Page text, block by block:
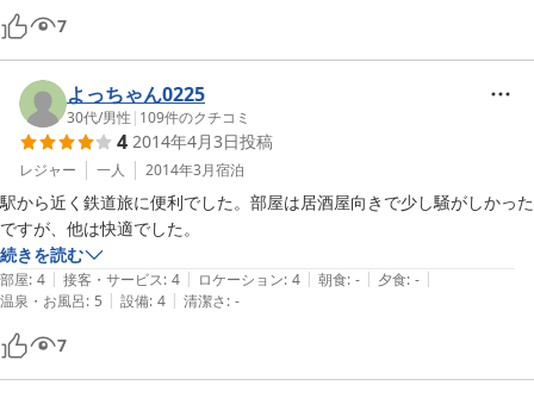
駅に近いし、食事する所、コンビ二も近くのあり、特に問題ありません
でした。
7
よっちゃん0225
30代/男性 | 109件のクチコミ
4 2014年4月3日投稿
レジャー 一人 2014年3月宿泊
駅から近く鉄道旅に便利でした。部屋は居酒屋向きで少し騒がしかった
ですが、他は快適でした。
続きを読む
部屋: 4 | 接客・サービス: 4 | ロケーション: 4 | 朝食: - | 夕食: - |
温泉・お風呂: 5 | 設備: 4 | 清潔さ: -
7